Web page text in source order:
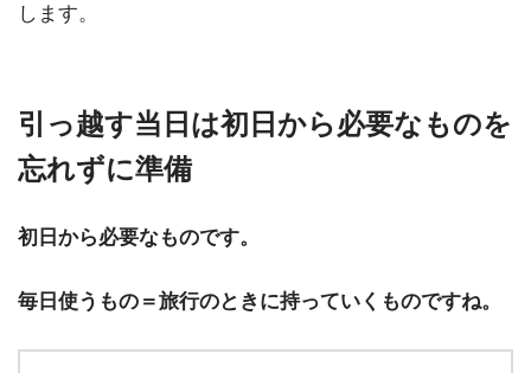
します。
引っ越す当日は初日から必要なものを
忘れずに準備
初日から必要なものです。
毎日使うもの＝旅行のときに持っていくものですね。